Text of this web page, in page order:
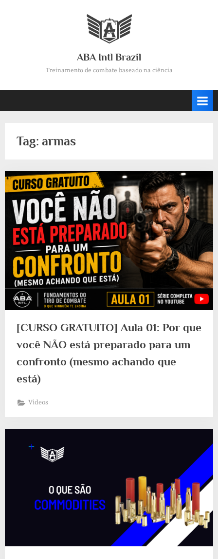
ABA Intl Brazil
Treinamento de combate baseado na ciência
Tag: armas
[CURSO GRATUITO] Aula 01: Por que
você NÃO está preparado para um
confronto (mesmo achando que
está)
Videos